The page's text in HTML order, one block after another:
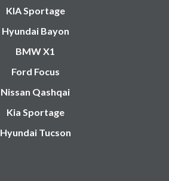
KIA Sportage
Hyundai Bayon
BMW X1
Ford Focus
Nissan Qashqai
Kia Sportage
Hyundai Tucson